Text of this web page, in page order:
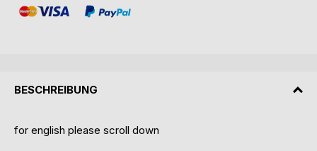
BESCHREIBUNG
for english please scroll down